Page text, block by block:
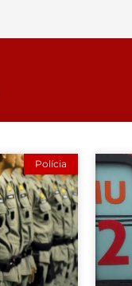
Polícia